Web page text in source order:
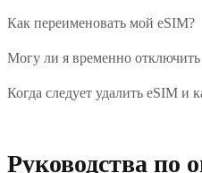
Как переименовать мой eSIM?
Могу ли я временно отключить
Когда следует удалить eSIM и
Руководства по